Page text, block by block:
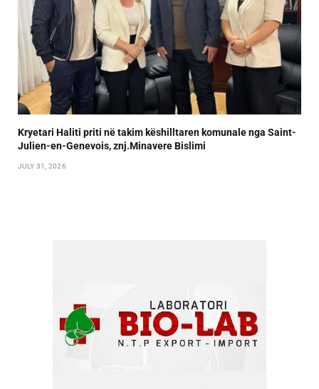
Kryetari Haliti priti në takim këshilltaren komunale nga Saint-
Julien-en-Genevois, znj.Minavere Bislimi
JULY 31, 2026